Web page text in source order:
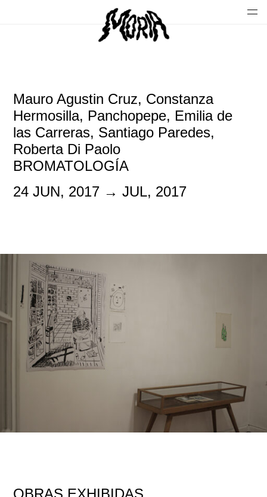
Mauro Agustin Cruz, Constanza
Hermosilla, Panchopepe, Emilia de
las Carreras, Santiago Paredes,
Roberta Di Paolo
BROMATOLOGÍA
24 JUN, 2017 → JUL, 2017
OBRAS EXHIBIDAS